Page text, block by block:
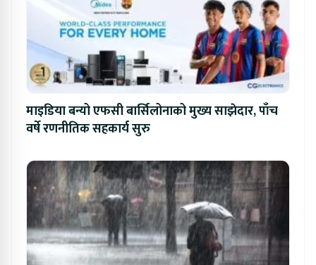
माइडिया बन्यो एफसी बार्सिलोनाको मुख्य साझेदार, पाँच
वर्षे रणनीतिक सहकार्य सुरु